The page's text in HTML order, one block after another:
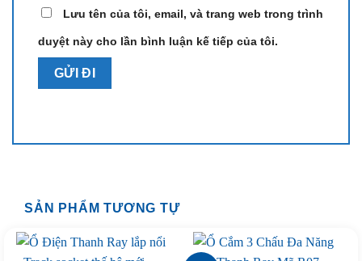
Lưu tên của tôi, email, và trang web trong trình
duyệt này cho lần bình luận kế tiếp của tôi.
SẢN PHẨM TƯƠNG TỰ